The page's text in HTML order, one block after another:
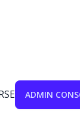
ADMIN